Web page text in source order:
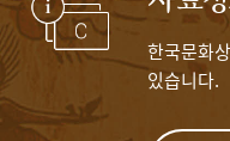
한국문화
있습니다.